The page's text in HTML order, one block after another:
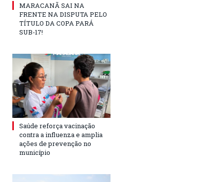
MARACANÃ SAI NA
FRENTE NA DISPUTA PELO
TÍTULO DA COPA PARÁ
SUB-17!
Saúde reforça vacinação
contra a influenza e amplia
ações de prevenção no
município